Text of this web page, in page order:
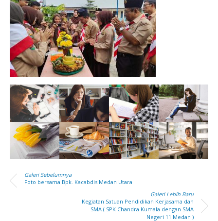
Galeri Sebelumnya
Foto bersama Bpk. Kacabdis Medan Utara
Galeri Lebih Baru
Kegiatan Satuan Pendidikan Kerjasama dan
SMA ( SPK Chandra Kumala dengan SMA
Negeri 11 Medan )